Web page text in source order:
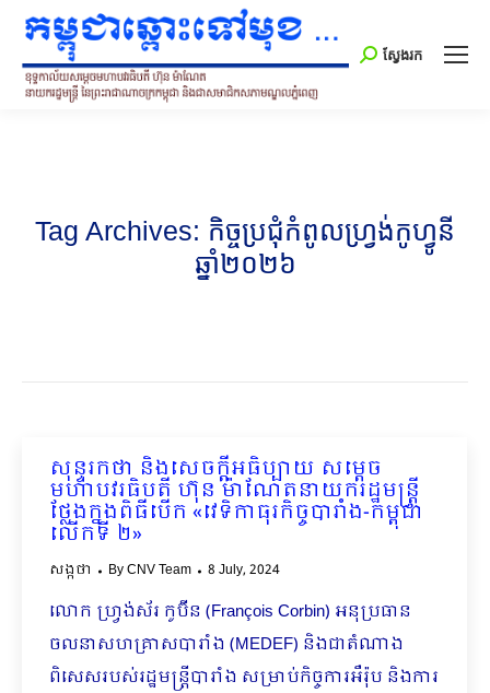
Search:
ស្វែងរក
Tag Archives: កិច្ចប្រជុំកំពូលហ្វ្រង់កូហ្វូនី
ឆ្នាំ២០២៦
សុន្ទរកថា និងសេចក្ដីអធិប្បាយ សម្តេច
មហាបវរធិបតី ហ៊ុន ម៉ាណែតនាយករដ្ឋមន្ត្រី
ថ្លែងក្នុងពិធីបើក «វេទិកាធុរកិច្ចបារាំង-កម្ពុជា
លើកទី ២»
សង្កថា ByCNV Team 8 July, 2024
លោក ហ្វ្រង់ស័រ កូប៊ីន (François Corbin) អនុប្រធាន
ចលនាសហគ្រាសបារាំង (MEDEF) និងជាតំណាង
ពិសេសរបស់រដ្ឋមន្ត្រីបារាំង សម្រាប់កិច្ចការអឺរ៉ុប និងការ